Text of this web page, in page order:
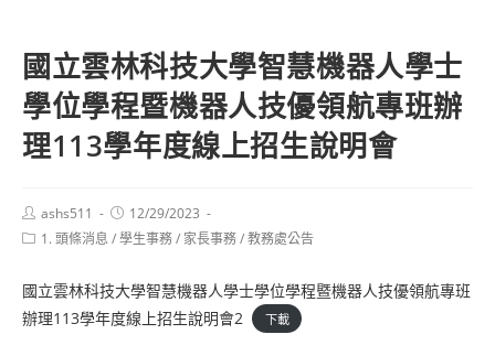
國立雲林科技大學智慧機器人學士
學位學程暨機器人技優領航專班辦
理113學年度線上招生說明會
Post
author:
ashs511
Post
published:
12/29/2023
Post1. 頭條消息 /學生事務/ 家長事務/教務處公告
國立雲林科技大學智慧機器人學士學位學程暨機器人技優領航專班
辦理113學年度線上招生說明會2
下載